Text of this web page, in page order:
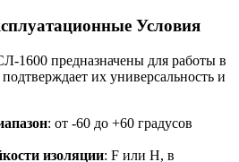
Условия
1600 предназначены для работы в
их универсальность и
: от -60 до +60 градусов
изоляции: F или H, в